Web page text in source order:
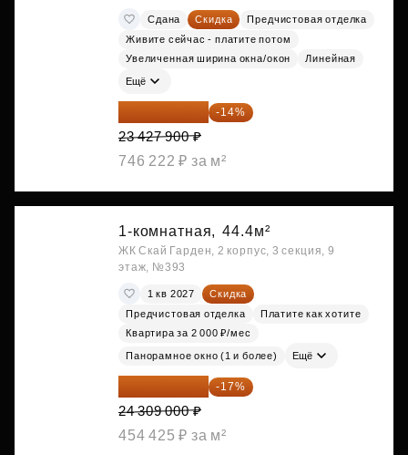
Сдана Скидка
Предчистовая отделка
Живите сейчас - платите потом
Увеличенная ширина окна/окон
Линейная
Ещё
20 147 994 ₽ -14%
23 427 900 ₽
746 222 ₽ за м²
1-комнатная, 44.4м²
ЖК Скай Гарден, 2 корпус, 3 секция, 9
этаж, №393
1 кв 2027
Скидка
Предчистовая отделка
Платите как хотите
Квартира за 2 000 ₽/мес
Панорамное окно (1 и более) Ещё
20 176 470 ₽ -17%
24 309 000 ₽
454 425 ₽ за м²